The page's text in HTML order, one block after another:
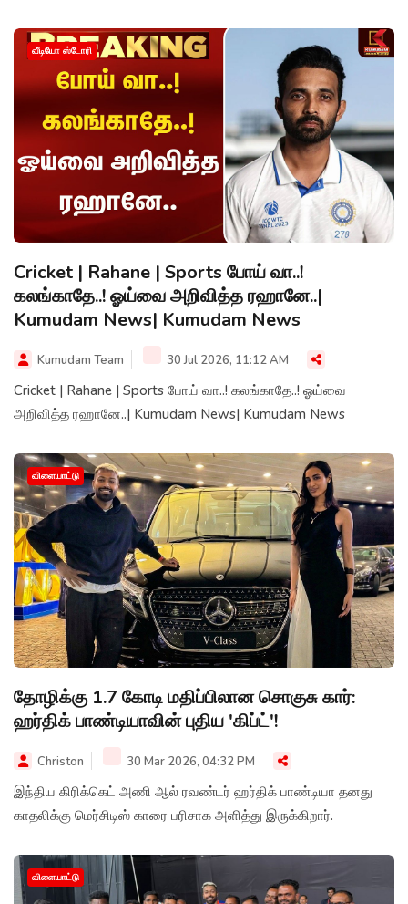
வீடியோ ஸ்டோரி
Cricket | Rahane | Sports போய் வா..!
கலங்காதே..! ஓய்வை அறிவித்த ரஹானே..|
Kumudam News| Kumudam News
Kumudam Team 30 Jul 2026, 11:12 AM
Cricket | Rahane | Sports போய் வா..! கலங்காதே..! ஓய்வை
அறிவித்த ரஹானே..| Kumudam News| Kumudam News
விளையாட்டு
தோழிக்கு 1.7 கோடி மதிப்பிலான சொகுசு கார்:
ஹர்திக் பாண்டியாவின் புதிய 'கிப்ட்'!
Christon 30 Mar 2026, 04:32 PM
இந்திய கிரிக்கெட் அணி ஆல் ரவண்டர் ஹர்திக் பாண்டியா தனது
காதலிக்கு மெர்சிடிஸ் காரை பரிசாக அளித்து இருக்கிறார்.
விளையாட்டு